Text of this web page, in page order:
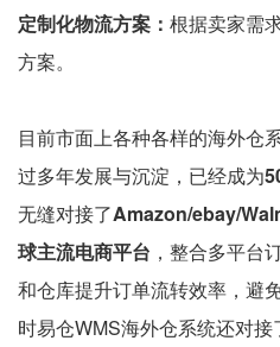
定制化物流方案： 根据卖家需
方案。
目前市面上各种各样的海外仓
过多年发展与沉淀，已经成为
无缝对接了Amazon/ebay/
球主流电商平台 ，整合多平台
和仓库提升订单流转效率，避
时易仓WMS海外仓系统还对接